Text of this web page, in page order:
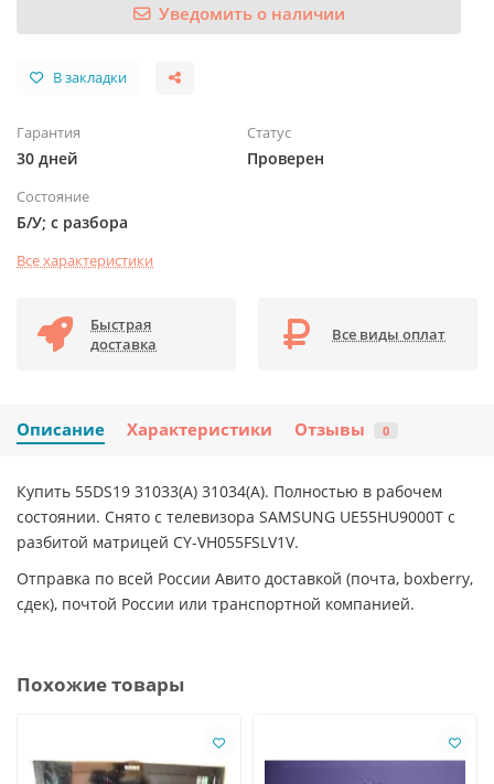
Уведомить о наличии
В закладки
Гарантия
30 дней
Статус
Проверен
Состояние
Б/У; с разбора
Все характеристики
Быстрая
доставка
Все виды оплат
Описание Характеристики Отзывы 0
Купить 55DS19 31033(A) 31034(A). Полностью в рабочем
состоянии. Снято с телевизора SAMSUNG UE55HU9000T с
разбитой матрицей CY-VH055FSLV1V.
Отправка по всей России Авито доставкой (почта, boxberry,
сдек), почтой России или транспортной компанией.
Похожие товары